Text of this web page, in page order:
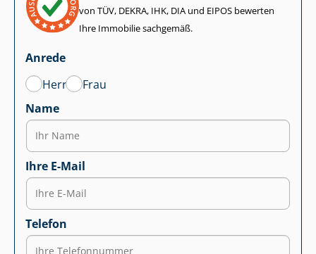
von TÜV, DEKRA, IHK, DIA und EIPOS bewerten
Ihre Immobilie sachgemäß.
Anrede
Herr
Frau
Name
Ihre E-Mail
Telefon